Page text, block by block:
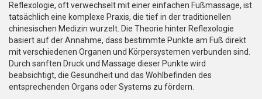
Reflexologie, oft verwechselt mit einer einfachen Fußmassage, ist
tatsächlich eine komplexe Praxis, die tief in der traditionellen
chinesischen Medizin wurzelt. Die Theorie hinter Reflexologie
basiert auf der Annahme, dass bestimmte Punkte am Fuß direkt
mit verschiedenen Organen und Körpersystemen verbunden sind.
Durch sanften Druck und Massage dieser Punkte wird
beabsichtigt, die Gesundheit und das Wohlbefinden des
entsprechenden Organs oder Systems zu fördern.